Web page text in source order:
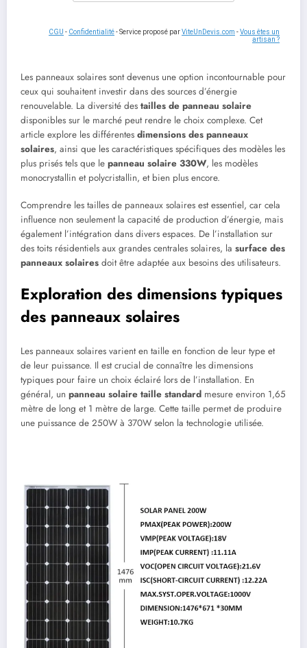
CGU - Confidentialité- Service proposé parViteUnDevis.com -Vous êtes un
artisan ?
Les panneaux solaires sont devenus une option incontournable pour
ceux qui souhaitent investir dans des sources d’énergie
renouvelable. La diversité des tailles de panneau solaire
disponibles sur le marché peut rendre le choix complexe. Cet
article explore les différentes dimensions des panneaux
solaires, ainsi que les caractéristiques spécifiques des modèles les
plus prisés tels que le panneau solaire 330W, les modèles
monocrystallin et polycristallin, et bien plus encore.
Comprendre les tailles de panneaux solaires est essentiel, car cela
influence non seulement la capacité de production d’énergie, mais
également l’intégration dans divers espaces. De l’installation sur
des toits résidentiels aux grandes centrales solaires, la surface des
panneaux solaires doit être adaptée aux besoins des utilisateurs.
Exploration des dimensions typiques
des panneaux solaires
Les panneaux solaires varient en taille en fonction de leur type et
de leur puissance. Il est crucial de connaître les dimensions
typiques pour faire un choix éclairé lors de l’installation. En
général, un panneau solaire taille standard mesure environ 1,65
mètre de long et 1 mètre de large. Cette taille permet de produire
une puissance de 250W à 370W selon la technologie utilisée.